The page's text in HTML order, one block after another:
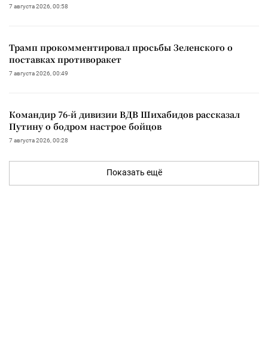
7 августа 2026, 00:58
Трамп прокомментировал просьбы Зеленского о
поставках противоракет
7 августа 2026, 00:49
Командир 76-й дивизии ВДВ Шихабидов рассказал
Путину о бодром настрое бойцов
7 августа 2026, 00:28
Показать ещё